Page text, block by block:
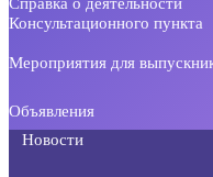
Консультационного пункта
Мероприятия для
Объявления
Новости